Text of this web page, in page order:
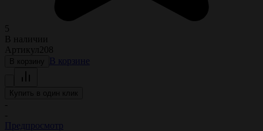
5
В наличии
Артикул
208
В корзину В корзине
Купить в один клик
-
-
Предпросмотр